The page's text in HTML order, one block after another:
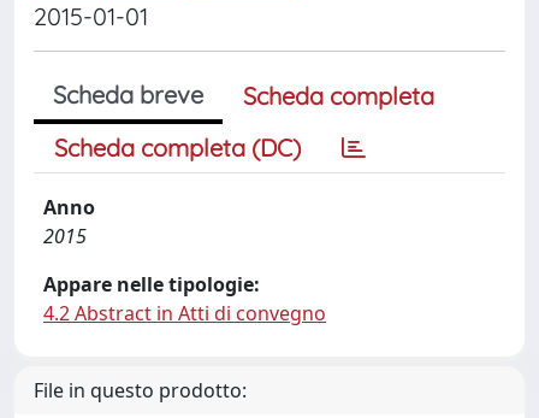
2015-01-01
Scheda breve
Scheda completa
Scheda completa (DC)
Anno
2015
Appare nelle tipologie:
4.2 Abstract in Atti di convegno
File in questo prodotto: